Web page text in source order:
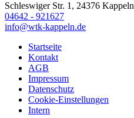
Schleswiger Str. 1, 24376 Kappeln
04642 - 921627
info@wtk-kappeln.de
Startseite
Kontakt
AGB
Impressum
Datenschutz
Cookie-Einstellungen
Intern